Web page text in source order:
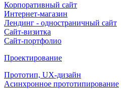
Корпоративный сайт
Интернет-магазин
Лендинг - одностраничный сайт
Сайт-визитка
Сайт-портфолио
Проектирование
Прототип, UX-дизайн
Асинхронное прототипирование